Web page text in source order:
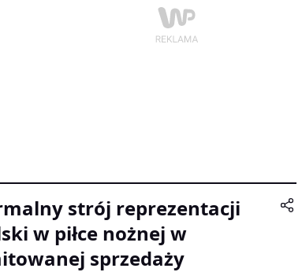
strój reprezentacji
w piłce nożnej w
sprzedaży